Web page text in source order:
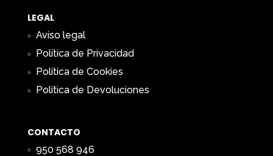
LEGAL
Aviso legal
Política de Privacidad
Política de Cookies
Política de Devoluciones
CONTACTO
950 568 946